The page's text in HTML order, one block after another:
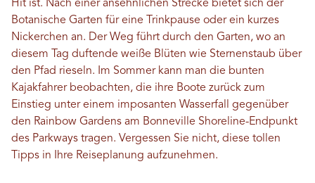
Hit ist. Nach einer ansehnlichen Strecke bietet sich der
Botanische Garten für eine Trinkpause oder ein kurzes
Nickerchen an. Der Weg führt durch den Garten, wo an
diesem Tag duftende weiße Blüten wie Sternenstaub über
den Pfad rieseln. Im Sommer kann man die bunten
Kajakfahrer beobachten, die ihre Boote zurück zum
Einstieg unter einem imposanten Wasserfall gegenüber
den Rainbow Gardens am Bonneville Shoreline-Endpunkt
des Parkways tragen. Vergessen Sie nicht, diese tollen
Tipps in Ihre Reiseplanung aufzunehmen.